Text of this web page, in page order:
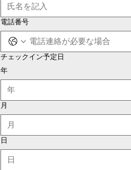
電話番号
チェックイン予定日
年
月
月
日